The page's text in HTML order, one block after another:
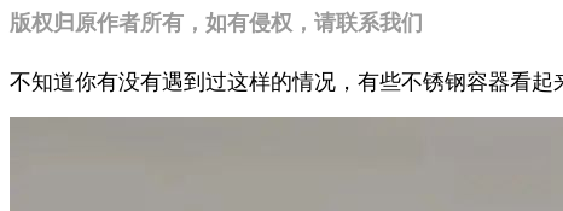
版权归原作者所有，如有侵权，请联系我们
不知道你有没有遇到过这样的情况，有些不锈钢容器看